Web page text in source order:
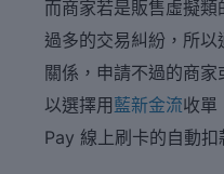
而商家若是販售虛擬
過多的交易糾紛，所
關係，申請不過的商
以選擇用藍新金流收單
Pay 線上刷卡的自動扣